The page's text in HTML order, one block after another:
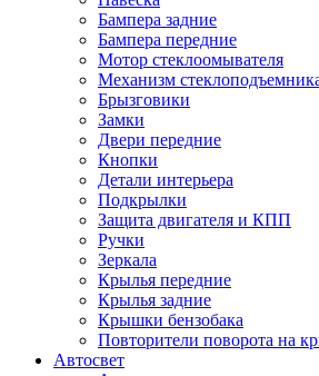
Бампера задние
Бампера передние
Мотор стеклоомывателя
Механизм
Брызговики
Замки
Двери передние
Кнопки
Детали интерьера
Подкрылки
Защита двигателя и КПП
Ручки
Зеркала
Крылья передние
Крылья задние
Крышки бензобака
Повторители поворота на
Автосвет